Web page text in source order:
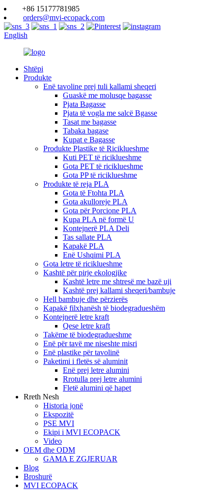
+86 15177781985
orders@mvi-ecopack.com
English
Shtëpi
Produkte
Enë tavoline prej tuli kallami sheqeri
Guaskë me molusqe bagasse
Pjata Bagasse
Pjata të vogla me salcë Bgasse
Tasat me bagasse
Tabaka bagase
Kupat e Bagasse
Produkte Plastike të Riciklueshme
Kuti PET të riciklueshme
Gota PET të riciklueshme
Gota PP të riciklueshme
Produkte të reja PLA
Gota të Ftohta PLA
Gota akulloreje PLA
Gota për Porcione PLA
Kupa PLA në formë U
Kontejnerë PLA Deli
Tas sallate PLA
Kapakë PLA
Enë Ushqimi PLA
Gota letre të riciklueshme
Kashtë për pirje ekologjike
Kashtë letre me shtresë me bazë uji
Kashtë prej kallami sheqeri/bambuje
Hell bambuje dhe përzierës
Kapakë filxhanësh të biodegradueshëm
Kontejnerë letre kraft
Qese letre kraft
Takëme të biodegradueshme
Enë për tavë me niseshte misri
Enë plastike për tavolinë
Paketimi i fletës së aluminit
Enë prej letre alumini
Rrotulla prej letre alumini
Fletë alumini që hapet
Rreth Nesh
Historia jonë
Ekspozitë
PSE MVI
Ekipi i MVI ECOPACK
Video
OEM dhe ODM
GAMA E ZGJERUAR
Blog
Broshurë
MVI ECOPACK